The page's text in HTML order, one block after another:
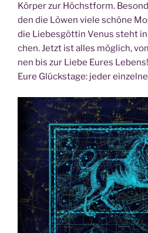
Kör­per zur Höchst­form.
den die Löwen vie­le schö­ne
die Lie­bes­göt­tin Venus steht
chen. Jetzt ist alles mög­lich,
nen bis zur Lie­be Eures Lebens!
Eure Glücks­ta­ge: jeder